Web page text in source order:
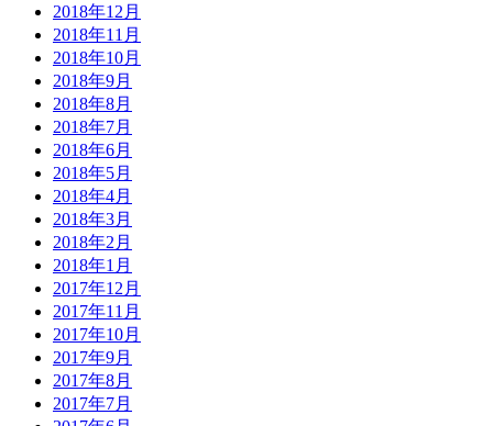
2018年12月
2018年11月
2018年10月
2018年9月
2018年8月
2018年7月
2018年6月
2018年5月
2018年4月
2018年3月
2018年2月
2018年1月
2017年12月
2017年11月
2017年10月
2017年9月
2017年8月
2017年7月